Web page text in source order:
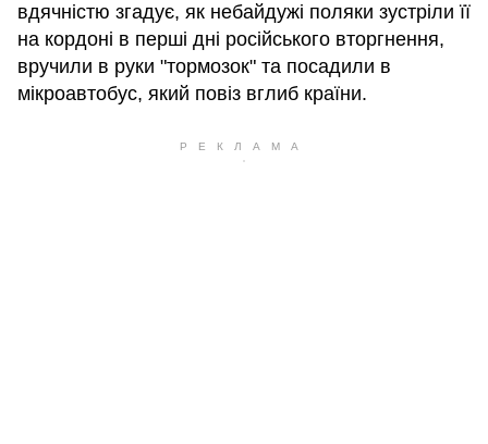
вдячністю згадує, як небайдужі поляки зустріли її
на кордоні в перші дні російського вторгнення,
вручили в руки "тормозок" та посадили в
мікроавтобус, який повіз вглиб країни.